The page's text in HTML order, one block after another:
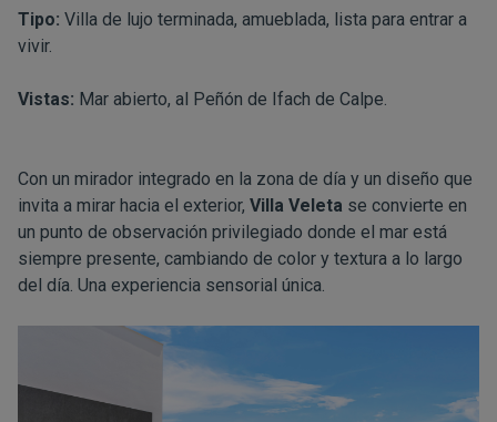
Tipo: Villa de lujo terminada, amueblada, lista para entrar a
vivir.
Vistas: Mar abierto, al Peñón de Ifach de Calpe.
Con un mirador integrado en la zona de día y un diseño que
invita a mirar hacia el exterior, Villa Veleta se convierte en
un punto de observación privilegiado donde el mar está
siempre presente, cambiando de color y textura a lo largo
del día. Una experiencia sensorial única.